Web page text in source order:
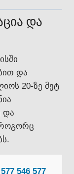
და
და
20-ზე მეტ
და
როგორც
546 577